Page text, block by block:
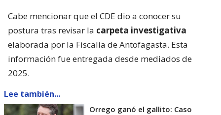
Cabe mencionar que el CDE dio a conocer su
postura tras revisar la carpeta investigativa
elaborada por la Fiscalía de Antofagasta. Esta
información fue entregada desde mediados de
2025.
Lee también...
Orrego ganó el gallito: Caso